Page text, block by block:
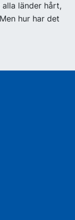
länder hårt,
hur har det